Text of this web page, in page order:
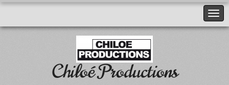
Chiloé Productions